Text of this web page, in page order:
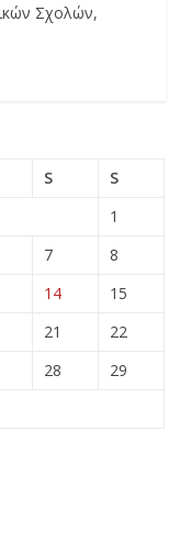
Σχολών,
S
S
1
7
8
14
15
21
22
28
29